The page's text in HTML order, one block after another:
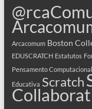
Arcacomum Boston
EDUSCRATCH Estatutos
Pensamento Computacional
Educativa Scratch